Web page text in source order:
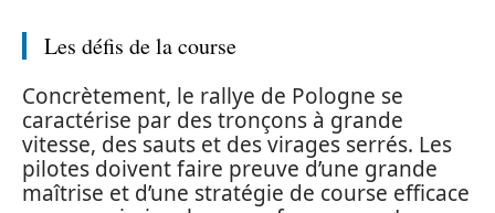
Les défis de la course
Concrètement, le rallye de Pologne se
caractérise par des tronçons à grande
vitesse, des sauts et des virages serrés. Les
pilotes doivent faire preuve d’une grande
maîtrise et d’une stratégie de course efficace